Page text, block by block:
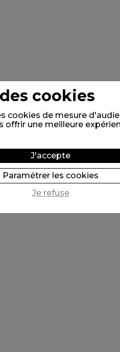
cookies
cookies de mesure
offrir une meilleure
J'accepte
Paramétrer les cookies
Je refuse